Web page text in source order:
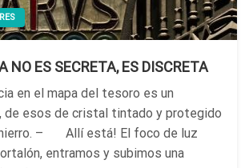
NO ES SECRETA, ES DISCRETA
en el mapa del tesoro es un
de esos de cristal tintado y protegido
hierro. – Allí está! El foco de luz
entramos y subimos una